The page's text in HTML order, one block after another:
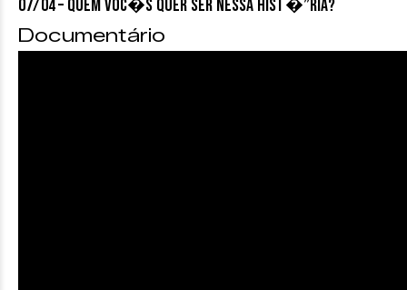
07/04 – QUEM VOC�S QUER SER NESSA HIST�”RIA?
Documentário